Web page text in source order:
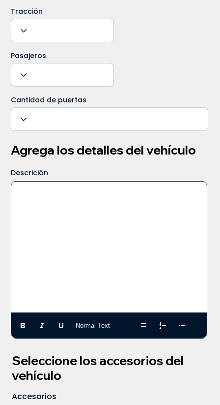
Tracción
Pasajeros
Cantidad de puertas
Agrega los detalles del vehículo
Descrición
Normal Text
Seleccione los accesorios del
vehículo
Accesorios